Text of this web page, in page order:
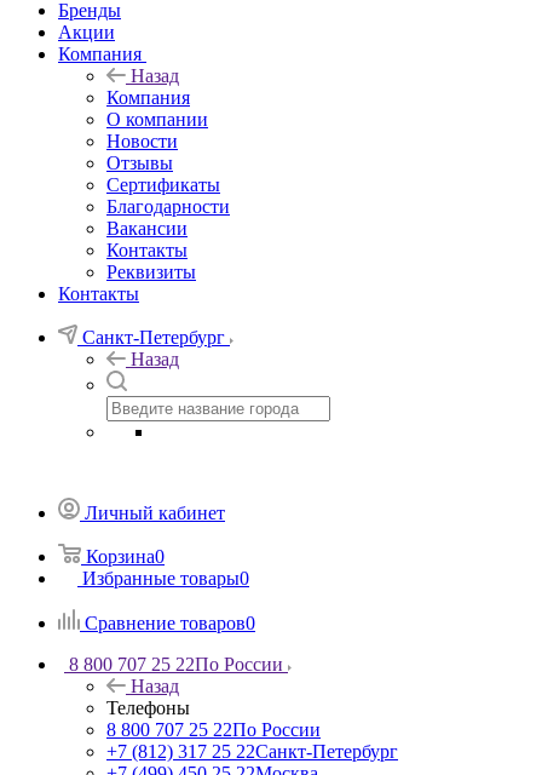
Бренды
Акции
Компания
Назад
Компания
О компании
Новости
Отзывы
Сертификаты
Благодарности
Вакансии
Контакты
Реквизиты
Контакты
Санкт-Петербург
Назад
Личный кабинет
Корзина0
Избранные товары0
Сравнение товаров0
8 800 707 25 22По России
Назад
Телефоны
8 800 707 25 22По России
+7 (812) 317 25 22Санкт-Петербург